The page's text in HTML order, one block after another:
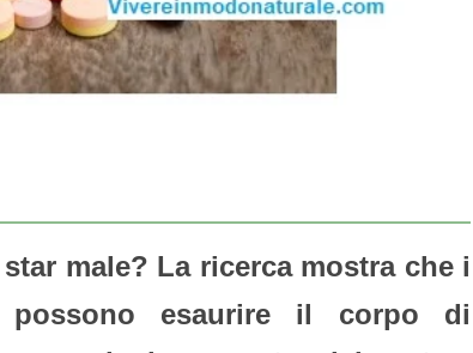
male? La ricerca mostra che i
esaurire il corpo di